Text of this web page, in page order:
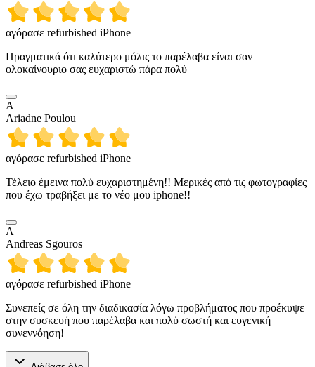
αγόρασε refurbished iPhone
Πραγματικά ότι καλύτερο μόλις το παρέλαβα είναι σαν
ολοκαίνουριο σας ευχαριστώ πάρα πολύ
A
Ariadne Poulou
αγόρασε refurbished iPhone
Τέλειο έμεινα πολύ ευχαριστημένη!! Μερικές από τις φωτογραφίες
που έχω τραβήξει με το νέο μου iphone!!
A
Andreas Sgouros
αγόρασε refurbished iPhone
Συνεπείς σε όλη την διαδικασία λόγω προβλήματος που προέκυψε
στην συσκευή που παρέλαβα και πολύ σωστή και ευγενική
συνεννόηση!